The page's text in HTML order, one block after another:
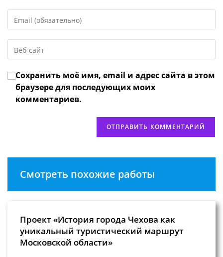
или
имя
чтобы
прокомментировать
свой
адрес,
чтобы
URL
веб-
сайта
(необязательно)
Сохранить моё имя, email и адрес сайта в этом
браузере для последующих моих
комментариев.
Смотреть похожие работы
Проект «История города Чехова как
уникальный туристический маршрут
Московской области»